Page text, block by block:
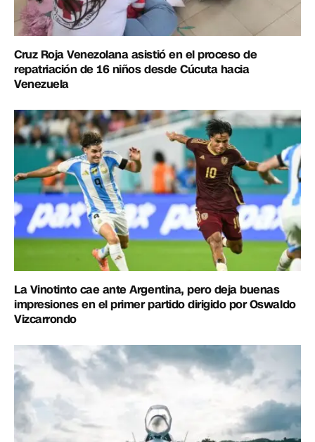
Cruz Roja Venezolana asistió en el proceso de
repatriación de 16 niños desde Cúcuta hacia
Venezuela
La Vinotinto cae ante Argentina, pero deja buenas
impresiones en el primer partido dirigido por Oswaldo
Vizcarrondo